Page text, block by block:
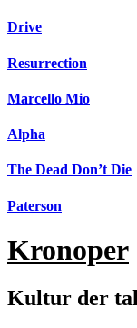
Videre
indhold
Drive
Resurrection
Marcello Mio
Alpha
The Dead Don’t Die
Paterson
Kronoper
Kultur der